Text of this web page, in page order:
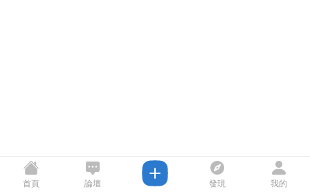
首頁 論壇 發現 我的